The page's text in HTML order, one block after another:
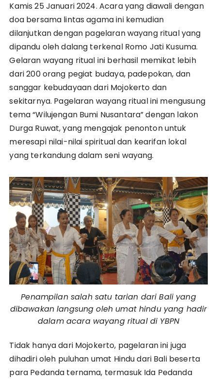
Kamis 25 Januari 2024. Acara yang diawali dengan
doa bersama lintas agama ini kemudian
dilanjutkan dengan pagelaran wayang ritual yang
dipandu oleh dalang terkenal Romo Jati Kusuma.
Gelaran wayang ritual ini berhasil memikat lebih
dari 200 orang pegiat budaya, padepokan, dan
sanggar kebudayaan dari Mojokerto dan
sekitarnya. Pagelaran wayang ritual ini mengusung
tema “Wilujengan Bumi Nusantara” dengan lakon
Durga Ruwat, yang mengajak penonton untuk
meresapi nilai-nilai spiritual dan kearifan lokal
yang terkandung dalam seni wayang.
Penampilan salah satu tarian dari Bali yang
dibawakan langsung oleh umat hindu yang hadir
dalam acara wayang ritual di YBPN
Tidak hanya dari Mojokerto, pagelaran ini juga
dihadiri oleh puluhan umat Hindu dari Bali beserta
para Pedanda ternama, termasuk Ida Pedanda